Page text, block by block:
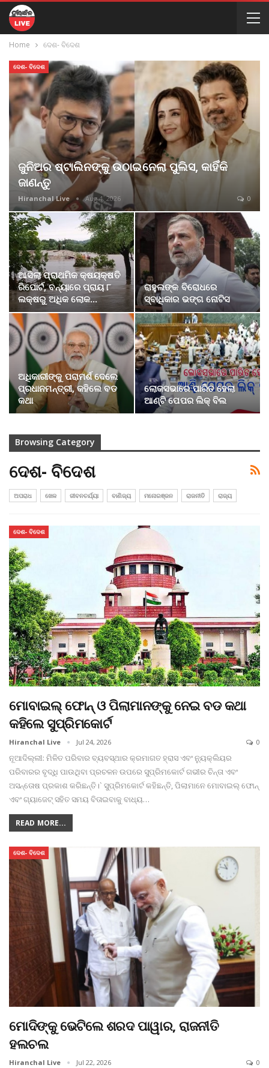
Home ଦେଶ- ବିଦେଶ
ଦେଶ- ବିଦେଶ
ଜୁନିଅର ଷ୍ଟାଲିନଙ୍କୁ ଉଠାଇନେଲା ପୁଲିସ, କାହିଁକି
ଜାଣନ୍ତୁ
Hiranchal Live Aug 4, 2026 0
ଆସିଲା ପ୍ରାଥମିକ କ୍ଷୟକ୍ଷତି
ରିପୋର୍ଟ, ବନ୍ୟାରେ ପ୍ରାୟ ୮
ଲକ୍ଷରୁ ଅଧିକ ଲୋକ…
ରାହୁଲଙ୍କ ବିରୋଧରେ
ସ୍ବାଧିକାର ଭଙ୍ଗ ନୋଟିସ
ଅଧିକାରୀଙ୍କୁ ପରାମର୍ଶ ଦେଲେ
ପ୍ରଧାନମନ୍ତ୍ରୀ, କହିଲେ ବଡ
କଥା
ଲୋକସଭାରେ ପାରିତ ହେଲା
ଆଣ୍ଟି ପେପର ଲିକ୍ ବିଲ
Browsing Category
ଦେଶ- ବିଦେଶ
ଅପରାଧ ଖେଳ ଜୀବନଚର୍ଯ୍ୟା ବାଣିଜ୍ୟ ମନୋରଞ୍ଜନ ରାଜନୀତି ରାଜ୍ୟ
ଦେଶ- ବିଦେଶ
ମୋବାଇଲ୍ ଫୋନ୍ ଓ ପିଲାମାନଙ୍କୁ ନେଇ ବଡ କଥା
କହିଲେ ସୁପ୍ରିମକୋର୍ଟ
Hiranchal Live Jul 24, 2026 0
ନୂଆଦିଲ୍ଲୀ: ମିଳିତ ପରିବାର ବ୍ୟବସ୍ଥାର କ୍ରମାଗତ ହ୍ରାସ ଏବଂ ନ୍ୟୁକ୍ଲିୟର
ପରିବାରର ବୃଦ୍ଧି ପାଉଥିବା ପ୍ରଚଳନ ଉପରେ ସୁପ୍ରିମକୋର୍ଟ ଗଭୀର ଚିନ୍ତା ଏବଂ
ଅସନ୍ତୋଷ ପ୍ରକାଶ କରିଛନ୍ତି।` ସୁପ୍ରିମକୋର୍ଟ କହିଛନ୍ତି, ପିଲାମାନେ ମୋବାଇଲ୍ ଫୋନ୍
ଏବଂ ଗ୍ୟାଜେଟ୍ ସହିତ ସମୟ ବିତାଇବାକୁ ବାଧ୍ୟ…
READ MORE...
ଦେଶ- ବିଦେଶ
ମୋଦିଙ୍କୁ ଭେଟିଲେ ଶରଦ ପାୱାର, ରାଜନୀତି
ହଲଚଲ
Hiranchal Live Jul 22, 2026 0